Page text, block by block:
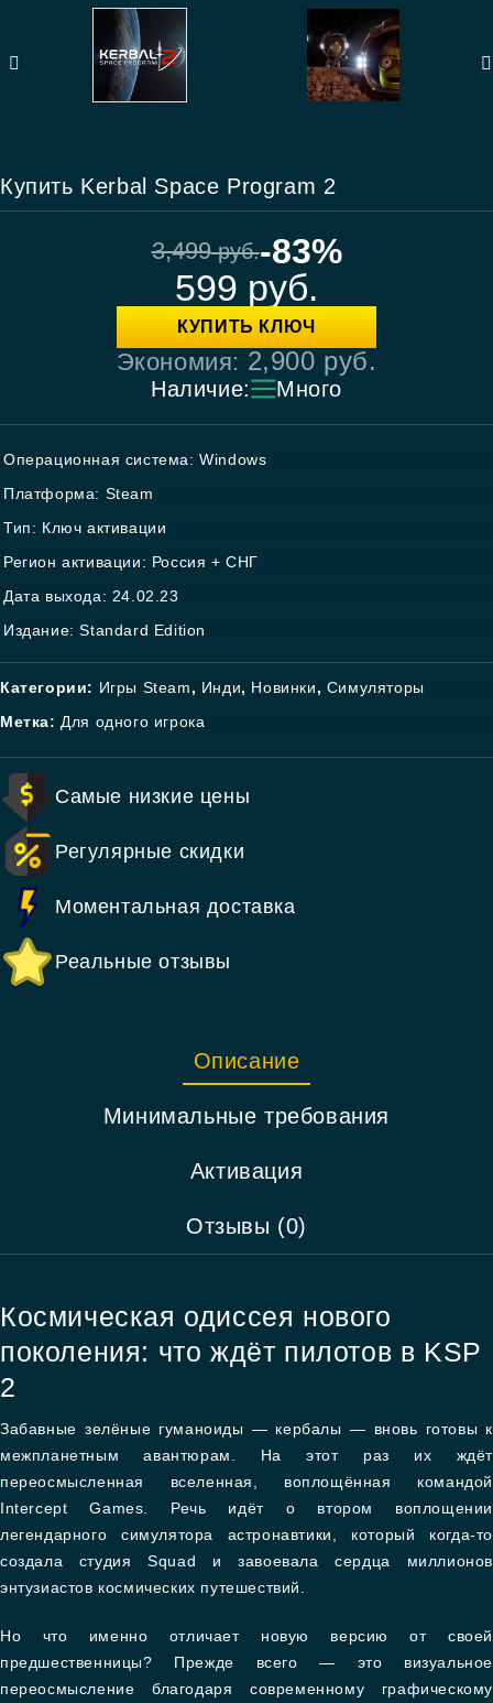
Купить Kerbal Space Program 2
3,499руб.-83%
599 руб.
КУПИТЬ КЛЮЧ
Экономия: 2,900 руб.
Наличие: Много
Операционная система: Windows
Платформа: Steam
Тип: Ключ активации
Регион активации: Россия + СНГ
Дата выхода: 24.02.23
Издание: Standard Edition
Категории: Игры Steam, Инди, Новинки, Симуляторы
Метка: Для одного игрока
Самые низкие цены
Регулярные скидки
Моментальная доставка
Реальные отзывы
Описание
Минимальные требования
Активация
Отзывы (0)
Космическая одиссея нового
поколения: что ждёт пилотов в KSP
2
Забавные зелёные гуманоиды — кербалы — вновь готовы к
межпланетным авантюрам. На этот раз их ждёт
переосмысленная вселенная, воплощённая командой
Intercept Games. Речь идёт о втором воплощении
легендарного симулятора астронавтики, который когда-то
создала студия Squad и завоевала сердца миллионов
энтузиастов космических путешествий.
Но что именно отличает новую версию от своей
предшественницы? Прежде всего — это визуальное
переосмысление благодаря современному графическому